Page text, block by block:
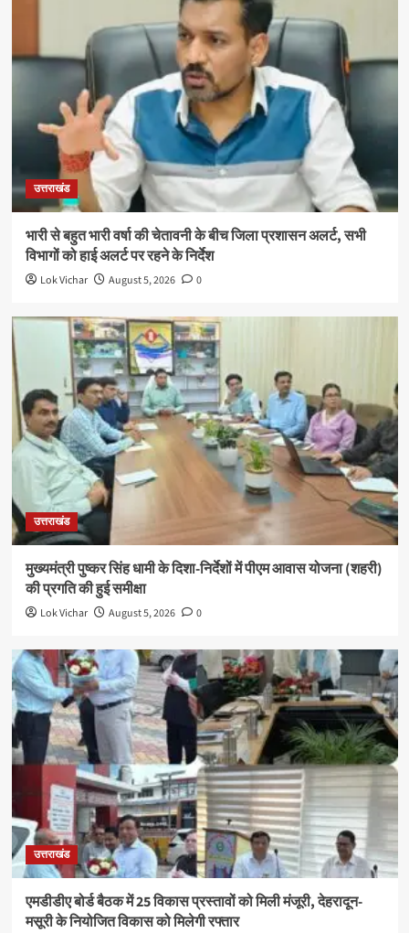
उत्तराखंड
भारी से बहुत भारी वर्षा की चेतावनी के बीच जिला प्रशासन अलर्ट, सभी
विभागों को हाई अलर्ट पर रहने के निर्देश
Lok Vichar August 5, 2026 0
उत्तराखंड
मुख्यमंत्री पुष्कर सिंह धामी के दिशा-निर्देशों में पीएम आवास योजना (शहरी)
की प्रगति की हुई समीक्षा
Lok Vichar August 5, 2026 0
उत्तराखंड
एमडीडीए बोर्ड बैठक में 25 विकास प्रस्तावों को मिली मंजूरी, देहरादून-
मसूरी के नियोजित विकास को मिलेगी रफ्तार